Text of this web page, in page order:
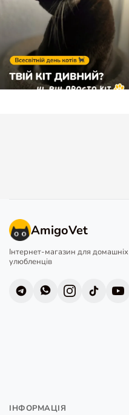
AmigoVet
Інтернет-магазин для домашніх
улюбленців
ІНФОРМАЦІЯ